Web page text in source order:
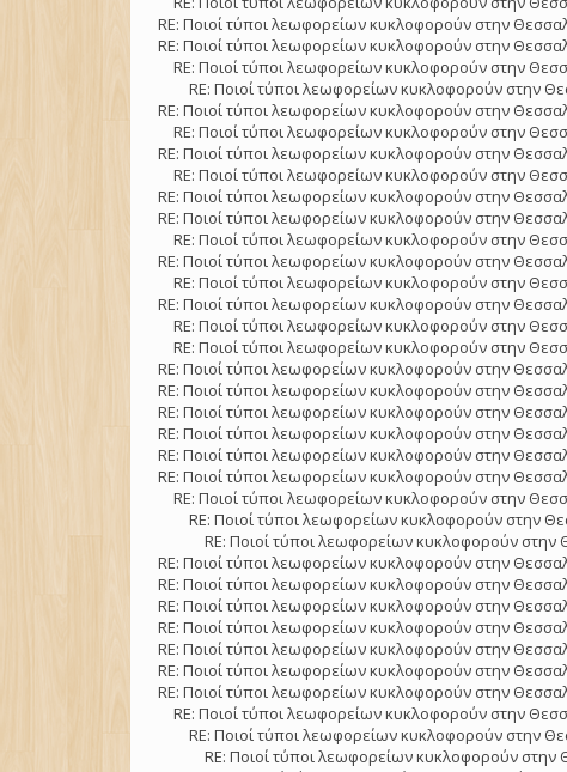
RE: Ποιοί τύποι λεωφορείων κυκλοφορούν στην
RE: Ποιοί τύποι λεωφορείων κυκλοφορούν στην
RE: Ποιοί τύποι λεωφορείων κυκλοφορούν στην
RE: Ποιοί τύποι λεωφορείων κυκλοφορούν στην
RE: Ποιοί τύποι λεωφορείων κυκλοφορούν στην
RE: Ποιοί τύποι λεωφορείων κυκλοφορούν στην
RE: Ποιοί τύποι λεωφορείων κυκλοφορούν στην
RE: Ποιοί τύποι λεωφορείων κυκλοφορούν στην
RE: Ποιοί τύποι λεωφορείων κυκλοφορούν στην
RE: Ποιοί τύποι λεωφορείων κυκλοφορούν στην
RE: Ποιοί τύποι λεωφορείων κυκλοφορούν στην
RE: Ποιοί τύποι λεωφορείων κυκλοφορούν στην
RE: Ποιοί τύποι λεωφορείων κυκλοφορούν στην
RE: Ποιοί τύποι λεωφορείων κυκλοφορούν στην
RE: Ποιοί τύποι λεωφορείων κυκλοφορούν στην
RE: Ποιοί τύποι λεωφορείων κυκλοφορούν στην
RE: Ποιοί τύποι λεωφορείων κυκλοφορούν στην
RE: Ποιοί τύποι λεωφορείων κυκλοφορούν στην
RE: Ποιοί τύποι λεωφορείων κυκλοφορούν στην
RE: Ποιοί τύποι λεωφορείων κυκλοφορούν στην
RE: Ποιοί τύποι λεωφορείων κυκλοφορούν στην
RE: Ποιοί τύποι λεωφορείων κυκλοφορούν στην
RE: Ποιοί τύποι λεωφορείων κυκλοφορούν στην
RE: Ποιοί τύποι λεωφορείων κυκλοφορούν στην
RE: Ποιοί τύποι λεωφορείων κυκλοφορούν στην
RE: Ποιοί τύποι λεωφορείων κυκλοφορούν στην
RE: Ποιοί τύποι λεωφορείων κυκλοφορούν στην
RE: Ποιοί τύποι λεωφορείων κυκλοφορούν στην
RE: Ποιοί τύποι λεωφορείων κυκλοφορούν στην
RE: Ποιοί τύποι λεωφορείων κυκλοφορούν στην
RE: Ποιοί τύποι λεωφορείων κυκλοφορούν στην
RE: Ποιοί τύποι λεωφορείων κυκλοφορούν στην
RE: Ποιοί τύποι λεωφορείων κυκλοφορούν στην
RE: Ποιοί τύποι λεωφορείων κυκλοφορούν στην
RE: Ποιοί τύποι λεωφορείων κυκλοφορούν στην